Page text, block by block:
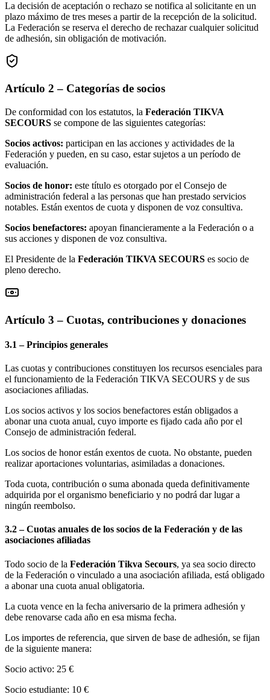
La decisión de aceptación o rechazo se notifica al solicitante en un
plazo máximo de tres meses a partir de la recepción de la solicitud.
La Federación se reserva el derecho de rechazar cualquier solicitud
de adhesión, sin obligación de motivación.
Artículo 2 – Categorías de socios
De conformidad con los estatutos, la Federación TIKVA
SECOURS se compone de las siguientes categorías:
Socios activos: participan en las acciones y actividades de la
Federación y pueden, en su caso, estar sujetos a un período de
evaluación.
Socios de honor: este título es otorgado por el Consejo de
administración federal a las personas que han prestado servicios
notables. Están exentos de cuota y disponen de voz consultiva.
Socios benefactores: apoyan financieramente a la Federación o a
sus acciones y disponen de voz consultiva.
El Presidente de la Federación TIKVA SECOURS es socio de
pleno derecho.
Artículo 3 – Cuotas, contribuciones y donaciones
3.1 – Principios generales
Las cuotas y contribuciones constituyen los recursos esenciales para
el funcionamiento de la Federación TIKVA SECOURS y de sus
asociaciones afiliadas.
Los socios activos y los socios benefactores están obligados a
abonar una cuota anual, cuyo importe es fijado cada año por el
Consejo de administración federal.
Los socios de honor están exentos de cuota. No obstante, pueden
realizar aportaciones voluntarias, asimiladas a donaciones.
Toda cuota, contribución o suma abonada queda definitivamente
adquirida por el organismo beneficiario y no podrá dar lugar a
ningún reembolso.
3.2 – Cuotas anuales de los socios de la Federación y de las
asociaciones afiliadas
Todo socio de la Federación Tikva Secours, ya sea socio directo
de la Federación o vinculado a una asociación afiliada, está obligado
a abonar una cuota anual obligatoria.
La cuota vence en la fecha aniversario de la primera adhesión y
debe renovarse cada año en esa misma fecha.
Los importes de referencia, que sirven de base de adhesión, se fijan
de la siguiente manera:
Socio activo: 25 €
Socio estudiante: 10 €